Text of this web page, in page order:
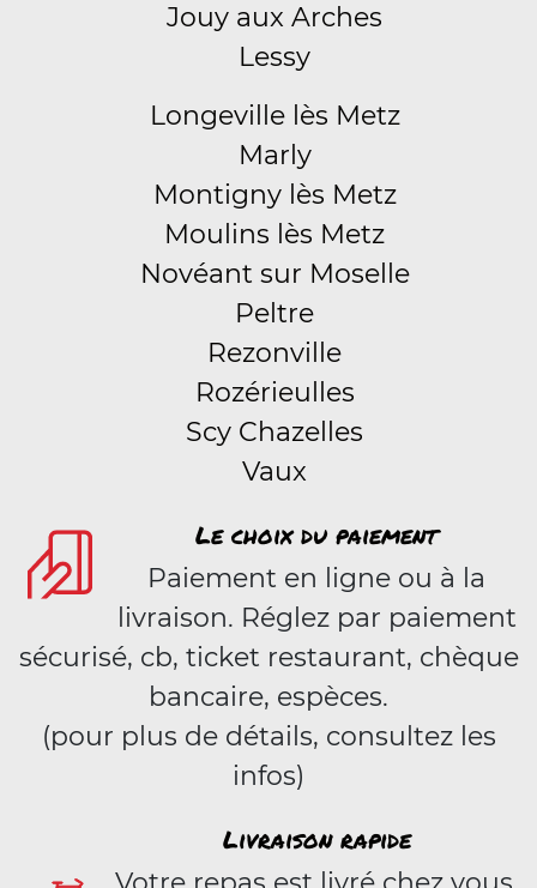
Jouy aux Arches
Lessy
Longeville lès Metz
Marly
Montigny lès Metz
Moulins lès Metz
Novéant sur Moselle
Peltre
Rezonville
Rozérieulles
Scy Chazelles
Vaux
Le choix du paiement
Paiement en ligne ou à la
livraison. Réglez par paiement
sécurisé, cb, ticket restaurant, chèque
bancaire, espèces.
(pour plus de détails, consultez les
infos)
Livraison rapide